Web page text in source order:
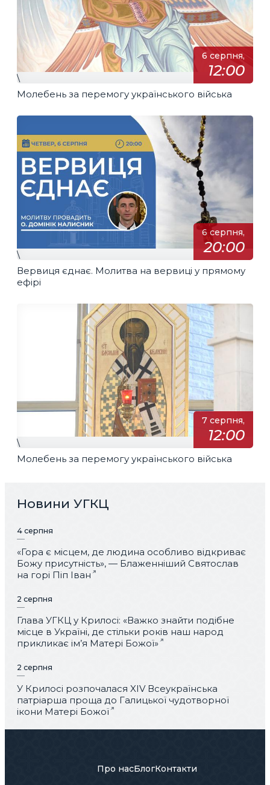
6 серпня,
12:00
\
Молебень за перемогу українського війська
6 серпня,
20:00
\
Вервиця єднає. Молитва на вервиці у прямому
ефірі
7 серпня,
12:00
\
Молебень за перемогу українського війська
Новини УГКЦ
4 серпня
«Гора є місцем, де людина особливо відкриває
Божу присутність», — Блаженніший Святослав
на горі Піп Іван
2 серпня
Глава УГКЦ у Крилосі: «Важко знайти подібне
місце в Україні, де стільки років наш народ
прикликає ім’я Матері Божої»
2 серпня
У Крилосі розпочалася XIV Всеукраїнська
патріарша проща до Галицької чудотворної
ікони Матері Божої
Про насБлогКонтакти